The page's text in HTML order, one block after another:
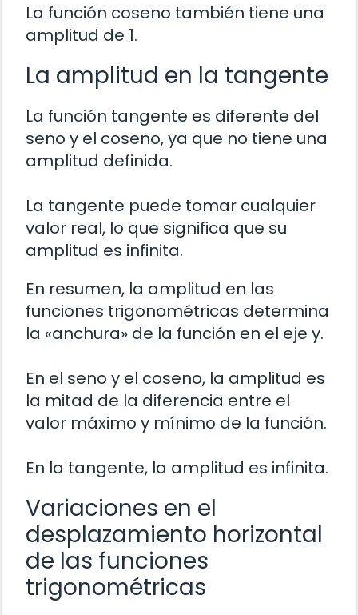
La función coseno también tiene una
amplitud de 1.
La amplitud en la tangente
La función tangente es diferente del
seno y el coseno, ya que no tiene una
amplitud definida.
La tangente puede tomar cualquier
valor real, lo que significa que su
amplitud es infinita.
En resumen, la amplitud en las
funciones trigonométricas determina
la «anchura» de la función en el eje y.
En el seno y el coseno, la amplitud es
la mitad de la diferencia entre el
valor máximo y mínimo de la función.
En la tangente, la amplitud es infinita.
Variaciones en el
desplazamiento horizontal
de las funciones
trigonométricas